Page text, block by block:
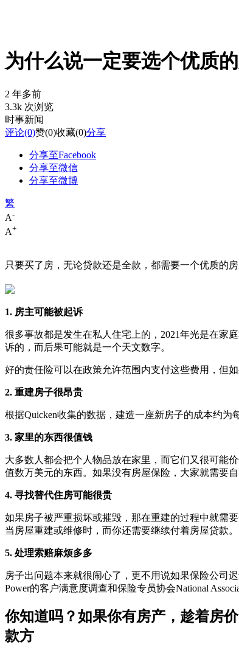
为什么说一定要选个优质
2 年多前
3.3k 次浏览
时事新闻
评论(0)赞(0)收藏(0)分享
分享至Facebook
分享至微信
分享至微博
繁
A-
A+
只要买了房，无论贷款还是全款，都需要一个优质的
1. 房主可能被起诉
很多事故都是发生在私人住宅上的，2021年光是在家
诉的，而后果可能就是一个天文数字。
好的责任险可以在政策允许范围内支付这些费用，但
2. 重建房子很昂贵
根据Quicken收集的数据，建造一座新房子的成本约为
3. 家里的东西很值钱
大多数人都会把个人物品放在家里，而它们又很可能
值数万美元的东西。如果没有房屋保险，大家就需要
4. 寻找替代住房可能很贵
如果房子被严重损坏或摧毁，那在重建的过程中就需
当房屋重建或维修时，而你还需要继续付着房屋贷款。
5. 处理索赔麻烦多多
房子出问题本来就很闹心了，更不用说如果保险公司
Power的客户满意度调查和保险专员协会National
你知道吗？如果你有房产，趁着房
款方